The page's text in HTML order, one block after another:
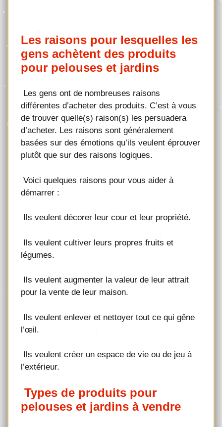
Les raisons pour lesquelles les
gens achètent des produits
pour pelouses et jardins
Les gens ont de nombreuses raisons
différentes d’acheter des produits. C’est à vous
de trouver quelle(s) raison(s) les persuadera
d’acheter. Les raisons sont généralement
basées sur des émotions qu’ils veulent éprouver
plutôt que sur des raisons logiques.
Voici quelques raisons pour vous aider à
démarrer :
Ils veulent décorer leur cour et leur propriété.
Ils veulent cultiver leurs propres fruits et
légumes.
Ils veulent augmenter la valeur de leur attrait
pour la vente de leur maison.
Ils veulent enlever et nettoyer tout ce qui gêne
l’œil.
Ils veulent créer un espace de vie ou de jeu à
l’extérieur.
Types de produits pour
pelouses et jardins à vendre